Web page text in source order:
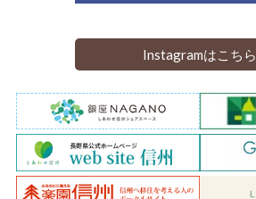
Instagramはこちら